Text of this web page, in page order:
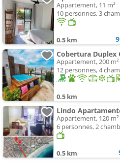
Appartement, 11 m²
10 personnes, 3
0.5 km
Cobertura Duplex
Appartement, 200 m²
12 personnes, 4
0.5 km
Lindo
Appartement, 120 m²
6 personnes, 2
0.5 km